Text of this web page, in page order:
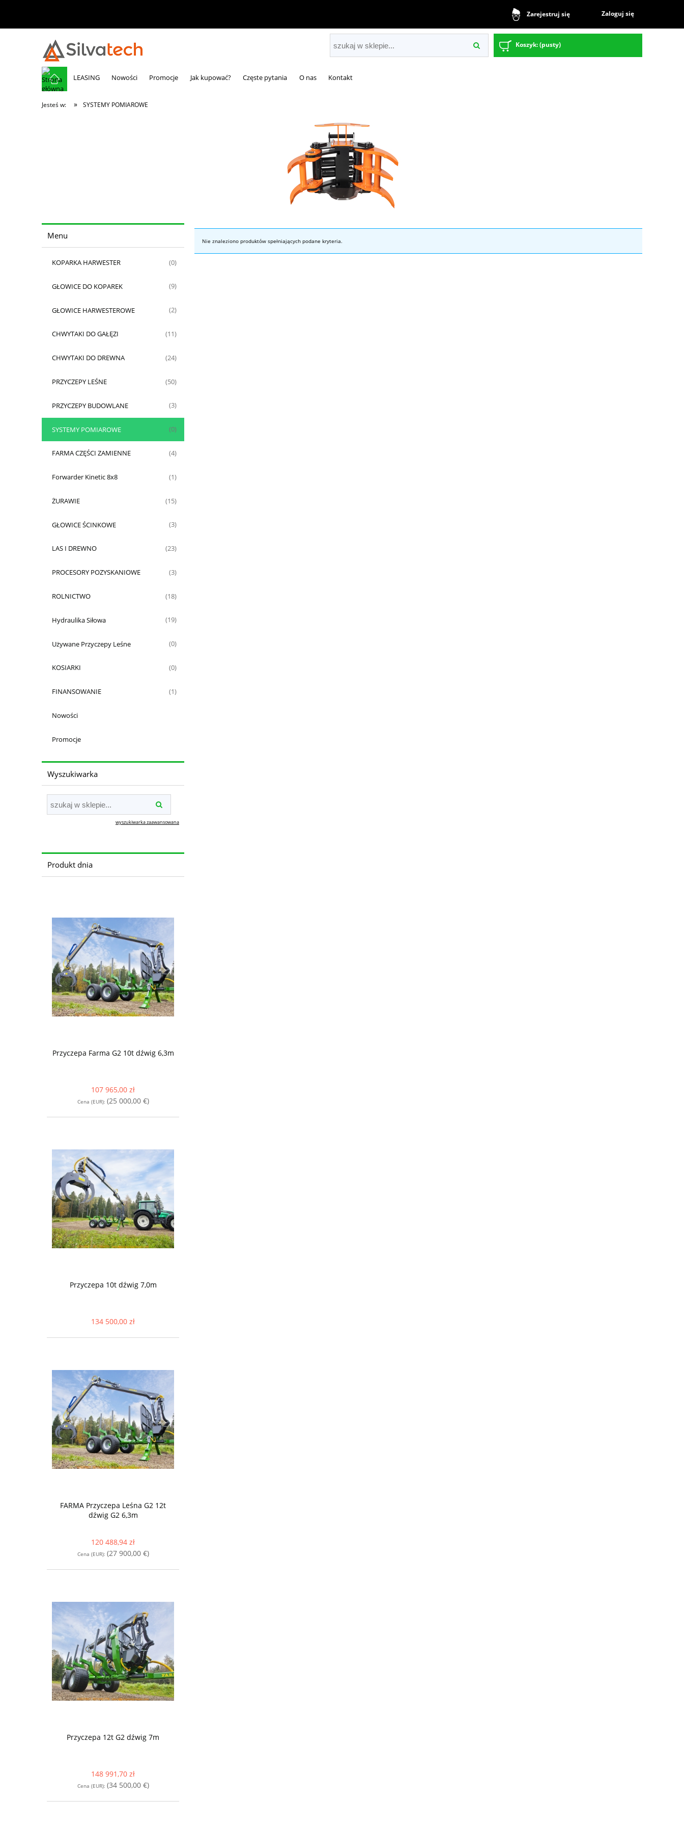
Zarejestruj się Zaloguj się
Koszyk:(pusty)
LEASING Nowości Promocje Jak kupować? Częste pytania O nas Kontakt
Jesteś w: » SYSTEMY POMIAROWE
Menu
KOPARKA HARWESTER (0)
GŁOWICE DO KOPAREK (9)
GŁOWICE HARWESTEROWE (2)
CHWYTAKI DO GAŁĘZI (11)
CHWYTAKI DO DREWNA (24)
PRZYCZEPY LEŚNE (50)
PRZYCZEPY BUDOWLANE (3)
SYSTEMY POMIAROWE (0)
FARMA CZĘŚCI ZAMIENNE (4)
Forwarder Kinetic 8x8 (1)
ŻURAWIE (15)
GŁOWICE ŚCINKOWE (3)
LAS I DREWNO (23)
PROCESORY POZYSKANIOWE (3)
ROLNICTWO (18)
Hydraulika Siłowa (19)
Używane Przyczepy Leśne (0)
KOSIARKI (0)
FINANSOWANIE (1)
Nowości
Promocje
Wyszukiwarka
wyszukiwarka zaawansowana
Produkt dnia
Przyczepa Farma G2 10t dźwig 6,3m
107 965,00 zł
Cena (EUR): (25 000,00 €)
Przyczepa 10t dźwig 7,0m
134 500,00 zł
FARMA Przyczepa Leśna G2 12t
dźwig G2 6,3m
120 488,94 zł
Cena (EUR): (27 900,00 €)
Przyczepa 12t G2 dźwig 7m
148 991,70 zł
Cena (EUR): (34 500,00 €)
Nie znaleziono produktów spełniających podane kryteria.